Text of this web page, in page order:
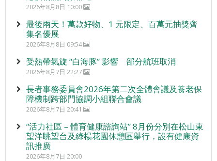
2026年8月8日 10:00
最後兩天！萬款好物、1 元限定、百萬元抽獎齊
集名優展
2026年8月8日 09:54
受熱帶氣旋 “白海豚” 影響 部分航班取消
2026年8月7日 22:27
長者事務委員會2026年第二次全體會議及養老保
障機制跨部門協調小組聯合會議
2026年8月7日 20:41
“活力社區 – 體育健康諮詢站” 8月份分別在松山東
望洋眺望台及綠楊花園休憩區舉行，設有健康資
訊推廣
2026年8月7日 20:00